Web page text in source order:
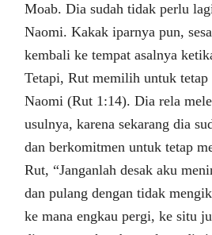
Moab. Dia sudah tidak perlu
Naomi. Kakak iparnya pun,
kembali ke tempat asalnya
Tetapi, Rut memilih untuk tetap
Naomi (Rut 1:14). Dia rela
usulnya, karena sekarang dia
dan berkomitmen untuk tetap
Rut, “Janganlah desak aku
dan pulang dengan tidak
ke mana engkau pergi, ke situ